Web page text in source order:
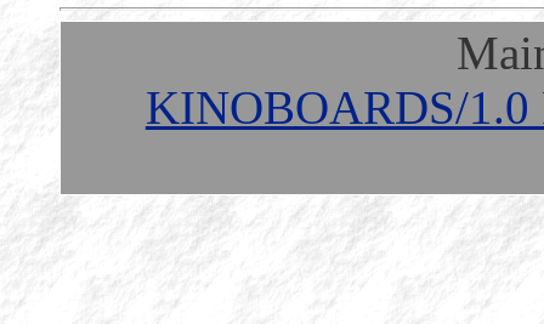
KINOBOARDS/1.0